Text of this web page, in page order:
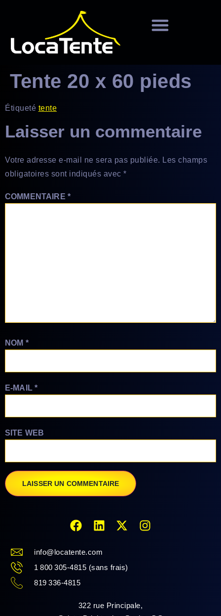
Tente 20 x 60 pieds
Étiqueté tente
Laisser un commentaire
Votre adresse e-mail ne sera pas publiée. Les champs
obligatoires sont indiqués avec *
COMMENTAIRE *
NOM *
E-MAIL*
SITE WEB
info@locatente.com
1 800 305-4815 (sans frais)
819 336-4815
322 rue Principale,